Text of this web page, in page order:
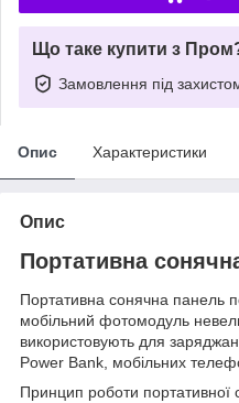
Що таке купити з
Замовлення під
Опис Характеристики
Опис
Портативна
Портативна сонячна панель
мобільний фотомодуль
використовують для
Power Bank, мобільних
Принцип роботи портативної